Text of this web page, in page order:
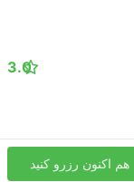
3.0
هم اکنون رزرو کنید